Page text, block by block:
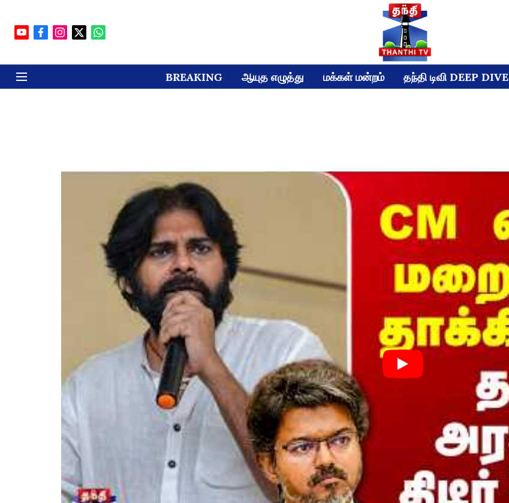
BREAKING ஆயுத எழுத்து மக்கள் மன்றம் தந்தி டிவி DEEP DIVE